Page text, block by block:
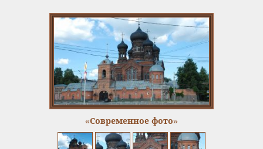
«Современное фото»